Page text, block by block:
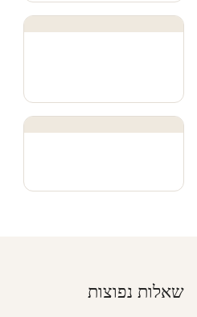
שאלות נפוצות